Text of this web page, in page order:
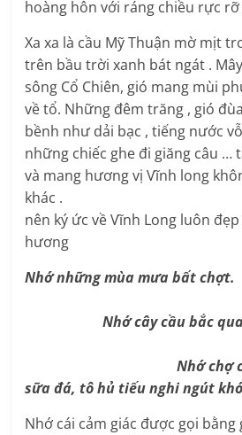
hoàng hôn với ráng chiều rực
Xa xa là cầu Mỹ Thuận mờ mịt
trên bầu trời xanh bát ngát .
sông Cổ Chiên, gió mang mùi
về tổ. Những đêm trăng , gió
bềnh như dải bạc , tiếng nước
những chiếc ghe đi giăng câu …
và mang hương vị Vĩnh long
khác . Có lẽ vì
nên ký ức về Vĩnh Long luôn
hương
Nhớ những mùa
Nhớ cây cầu bắc qua
Nhớ chợ chiều,
sữa đá, tô hủ tiếu nghi ngút
Nhớ cái cảm giác được gọi bằng